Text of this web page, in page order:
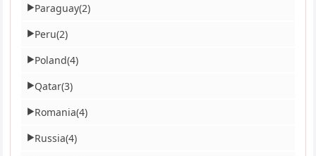
▶Paraguay(2)
▶Peru(2)
▶Poland(4)
▶Qatar(3)
▶Romania(4)
▶Russia(4)